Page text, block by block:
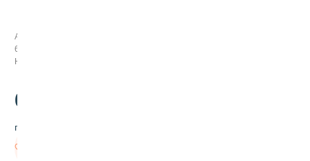
д
а
л
ш
о
о
л
Арт:
672008
Нет в наличии
600
грн/кг